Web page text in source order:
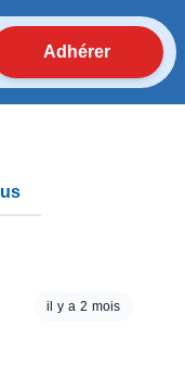
Adhérer
il y a 2 mois